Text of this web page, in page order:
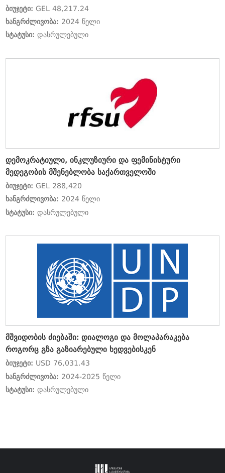
პროცესში
ბიუჯეტი: GEL 48,217.24
ხანგრძლივობა: 2024 წელი
სტატუსი:დასრულებული
დემოკრატიული, ინკლუზიური და ფემინისტური
მედეგობის მშენებლობა საქართველოში
ბიუჯეტი: GEL 288,420
ხანგრძლივობა: 2024 წელი
სტატუსი:დასრულებული
მშვიდობის ძიებაში: დიალოგი და მოლაპარაკება
როგორც გზა გაზიარებული ხედვებისკენ
ბიუჯეტი: USD 76,031.43
ხანგრძლივობა: 2024-2025 წელი
სტატუსი:დასრულებული